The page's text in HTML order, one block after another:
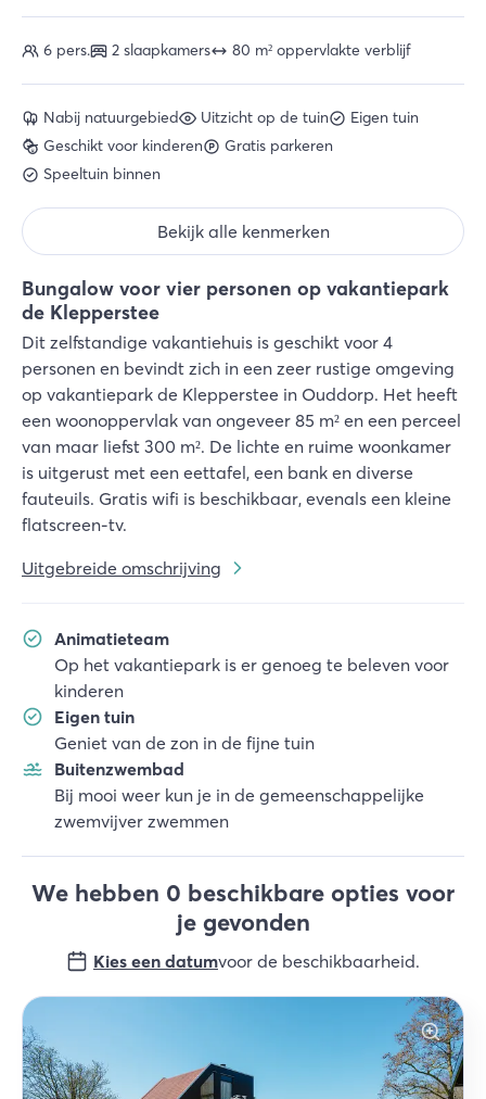
Bungalow voor vier personen op vakantiepark
de Klepperstee
Dit zelfstandige vakantiehuis is geschikt voor 4
personen en bevindt zich in een zeer rustige omgeving
op vakantiepark de Klepperstee in Ouddorp. Het heeft
een woonoppervlak van ongeveer 85 m² en een perceel
van maar liefst 300 m². De lichte en ruime woonkamer
is uitgerust met een eettafel, een bank en diverse
fauteuils. Gratis wifi is beschikbaar, evenals een kleine
flatscreen-tv.
Uitgebreide omschrijving
Animatieteam
Op het vakantiepark is er genoeg te beleven voor
kinderen
Eigen tuin
Geniet van de zon in de fijne tuin
Buitenzwembad
Bij mooi weer kun je in de gemeenschappelijke
zwemvijver zwemmen
Nabij natuurgebied Uitzicht op de tuin
Eigen tuin
Geschikt voor kinderen
Gratis parkeren
Speeltuin binnen
Bekijk alle kenmerken
6 pers. 2 slaapkamers 80 m² oppervlakte verblijf
We hebben 0 beschikbare opties voor
je gevonden
Kies een datumvoor de beschikbaarheid.